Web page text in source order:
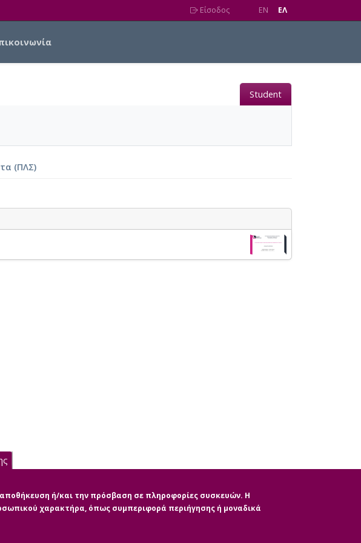
Είσοδος EN EΛ
Student
(ΠΛΣ)
ή/και την πρόσβαση σε πληροφορίες συσκευών. Η
χαρακτήρα, όπως συμπεριφορά περιήγησης ή μοναδικά